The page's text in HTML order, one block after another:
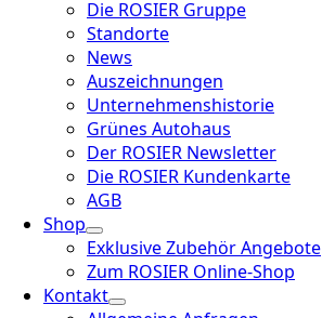
Die ROSIER Gruppe
Standorte
News
Auszeichnungen
Unternehmenshistorie
Grünes Autohaus
Der ROSIER Newsletter
Die ROSIER Kundenkarte
AGB
Shop
Exklusive Zubehör Angebote
Zum ROSIER Online-Shop
Kontakt